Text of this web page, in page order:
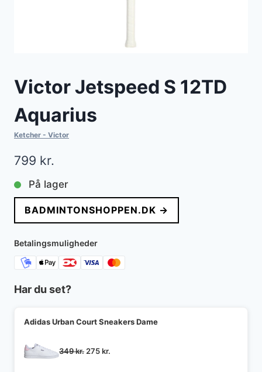
Victor Jetspeed S 12TD
Aquarius
Ketcher - Victor
799 kr.
På lager
BADMINTONSHOPPEN.DK →
Betalingsmuligheder
Har du set?
Adidas Urban Court Sneakers Dame
349kr. Den
275kr.